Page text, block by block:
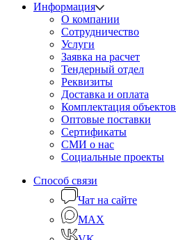
Информация
О компании
Сотрудничество
Услуги
Заявка на расчет
Тендерный отдел
Реквизиты
Доставка и оплата
Комплектация объектов
Оптовые поставки
Сертификаты
СМИ о нас
Социальные проекты
Способ связи
Чат на сайте
MAX